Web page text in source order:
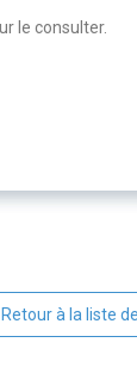
le consulter.
Retour à la liste